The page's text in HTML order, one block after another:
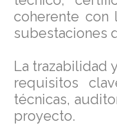
coherente con
subestaciones
La trazabilidad
requisitos
técnicas,
proyecto.